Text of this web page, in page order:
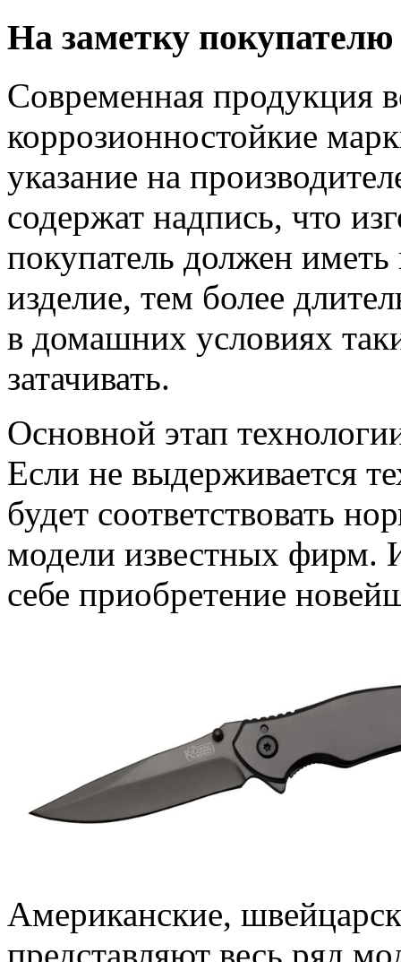
На заметку покупателю
Современная продукция
коррозионностойкие
указание на
содержат надпись, что
покупатель должен
изделие, тем более
в домашних условиях
затачивать.
Основной этап
Если не выдерживается
будет соответствовать
модели известных фирм.
себе приобретение
Американские,
представляют весь ряд